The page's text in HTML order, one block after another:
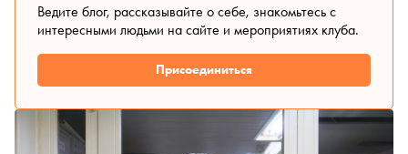
Ведите блог, рассказывайте о себе, знакомьтесь с
интересными людьми на сайте и мероприятиях клуба.
Присоединиться